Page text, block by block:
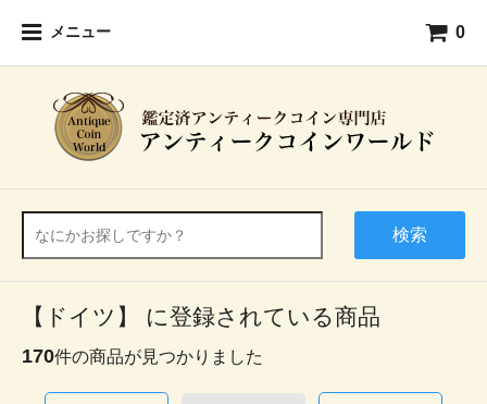
メニュー 0
検索
【ドイツ】 に登録されている商品
170件の商品が見つかりました